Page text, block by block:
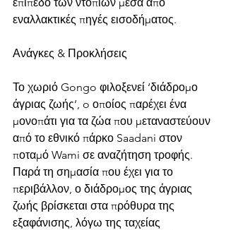
εναλλακτικές πηγές εισοδήματος.
Ανάγκες & Προκλήσεις
Το χωριό Gongo φιλοξενεί ‘διάδρομο
άγριας ζωής’, o οποίος παρέχει ένα
μονοπάτι για τα ζώα που μεταναστεύουν
από το εθνικό πάρκο Saadani στον
ποταμό Wami σε αναζήτηση τροφής.
Παρά τη σημασία που έχει για το
περιβάλλον, ο διάδρομος της άγριας
ζωής βρίσκεται στα πρόθυρα της
εξαφάνισης, λόγω της ταχείας